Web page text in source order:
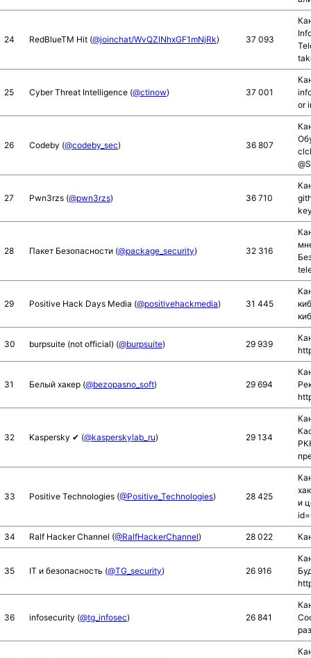
24 RedBlueTM Hit (@joinchat/WvQZlNhxGF1mNjRk) 37 093
25 Cyber Threat Intelligence (@ctinow) 37 001
or
26 Codeby (@codeby_sec) 36 807
27 Pwn3rzs (@pwn3rzs) 36 710
28 Пакет Безопасности (@package_security) 32 316
29 Positive Hack Days Media (@positivehackmedia) 31 445
30 burpsuite (not official) (@burpsuite) 29 939
31 Белый хакер (@bezopasno_soft) 29 694
32 Kaspersky ✔ (@kasperskylab_ru) 29 134
33 Positive Technologies (@Positive_Technologies) 28 425
и
34 Ralf Hacker Channel (@RalfHackerChannel) 28 022
35 IT и безопасность (@TG_security) 26 916
36 infosecurity (@tg_infosec) 26 841